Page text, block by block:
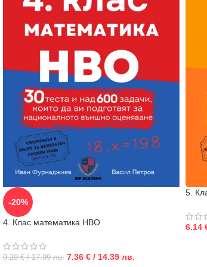
-20%
4. Клас математика НВО
9.20 € / 17.99 лв. 7.36 € / 14.39 лв.
5.
6.14